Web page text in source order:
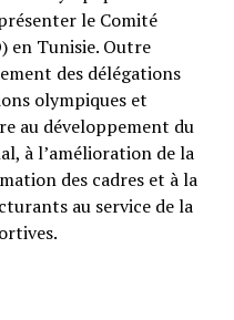
le Comité
en Tunisie. Outre
des délégations
olympiques et
au développement du
à l’amélioration de la
des cadres et à la
au service de la